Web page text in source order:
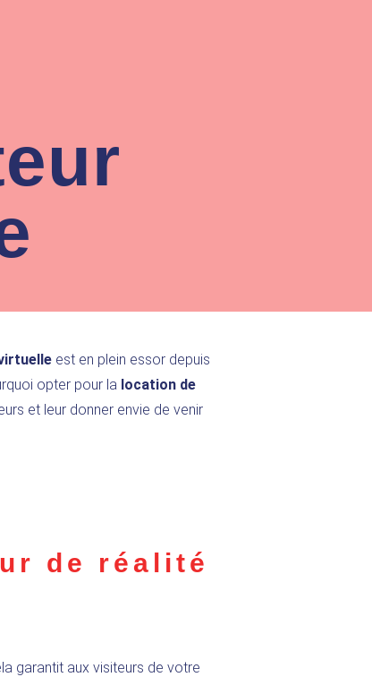
est en plein essor depuis
opter pour la location de
et leur donner envie de venir
de réalité
garantit aux visiteurs de votre